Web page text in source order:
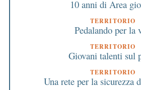
10 anni di Area
TERRITORIO
Pedalando per la
TERRITORIO
Giovani talenti sul
TERRITORIO
Una rete per la sicurezza